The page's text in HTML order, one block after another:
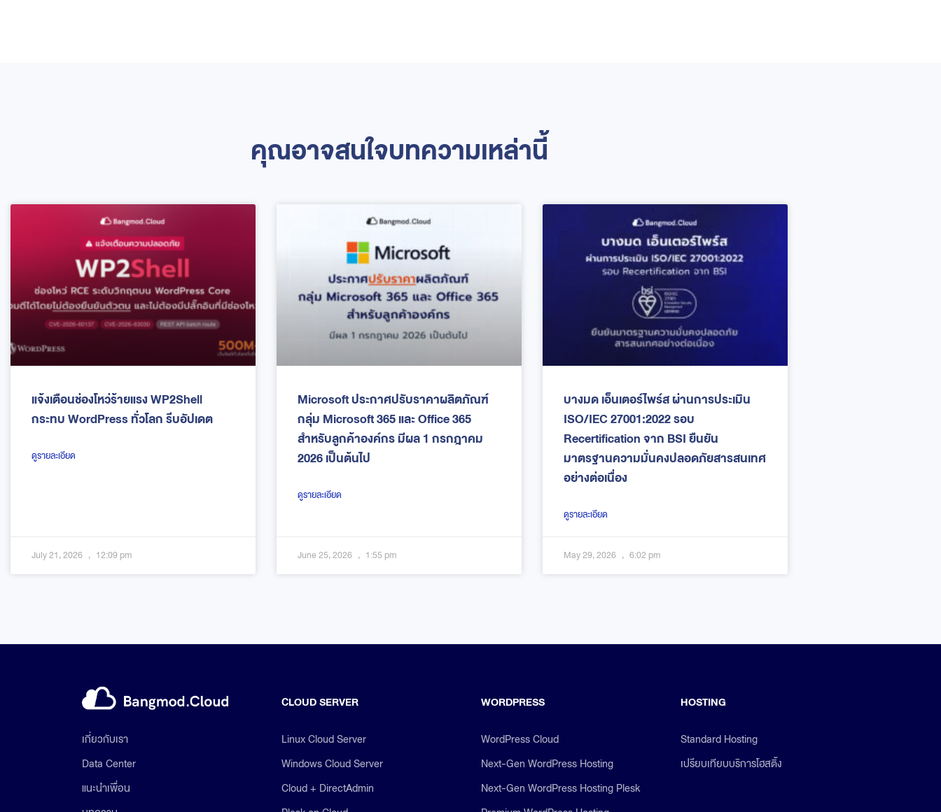
คุณอาจสนใจบทความเหล่านี้
แจ้งเตือนช่องโหว่ร้ายแรง WP2Shell
กระทบ WordPress ทั่วโลก รีบอัปเดต
ดูรายละเอียด
July 21, 2026 12:09 pm
Microsoft ประกาศปรับราคาผลิตภัณฑ์
กลุ่ม Microsoft 365 และ Office 365
สำหรับลูกค้าองค์กร มีผล 1 กรกฎาคม
2026 เป็นต้นไป
ดูรายละเอียด
June 25, 2026 1:55 pm
บางมด เอ็นเตอร์ไพร์ส ผ่านการประเมิน
ISO/IEC 27001:2022 รอบ
Recertification จาก BSI ยืนยัน
มาตรฐานความมั่นคงปลอดภัยสารสนเทศ
อย่างต่อเนื่อง
ดูรายละเอียด
May 29, 2026 6:02 pm
เกี่ยวกับเรา
Data Center
แนะนำเพื่อน
CLOUD SERVER
Linux Cloud Server
Windows Cloud Server
Cloud + DirectAdmin
WORDPRESS
WordPress Cloud
Next-Gen WordPress Hosting
Next-Gen WordPress Hosting Plesk
HOSTING
Standard Hosting
เปรียบเทียบบริการโฮสติ้ง